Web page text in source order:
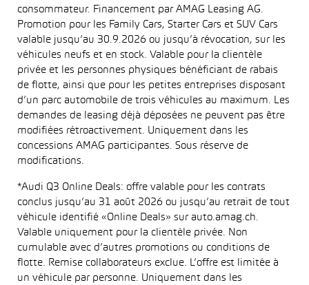
consommateur. Financement par AMAG Leasing AG.
Promotion pour les Family Cars, Starter Cars et SUV Cars
valable jusqu’au 30.9.2026 ou jusqu’à révocation, sur les
véhicules neufs et en stock. Valable pour la clientèle
privée et les personnes physiques bénéficiant de rabais
de flotte, ainsi que pour les petites entreprises disposant
d’un parc automobile de trois véhicules au maximum. Les
demandes de leasing déjà déposées ne peuvent pas être
modifiées rétroactivement. Uniquement dans les
concessions AMAG participantes. Sous réserve de
modifications.
*Audi Q3 Online Deals: offre valable pour les contrats
conclus jusqu’au 31 août 2026 ou jusqu’au retrait de tout
véhicule identifié «Online Deals» sur auto.amag.ch.
Valable uniquement pour la clientèle privée. Non
cumulable avec d’autres promotions ou conditions de
flotte. Remise collaborateurs exclue. L’offre est limitée à
un véhicule par personne. Uniquement dans les